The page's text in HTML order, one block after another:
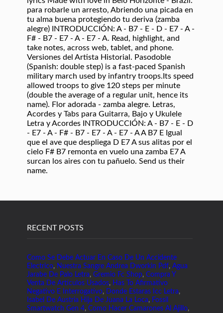
para robarle un arresto, Abriendo una picada en
tu alma buena protegiendo tu deriva (zamba
alegre) INTRODUCCIÓN: A - B7 - E - D - E7 - A -
F# - B7 - E7 - A - E7 - A. Read, highlight, and
take notes, across web, tablet, and phone.
Versiones del Artista Historial. Pasodoble
(Spanish: double step) is a fast-paced Spanish
military march used by infantry troops.Its speed
allowed troops to give 120 steps per minute
(double the average of a regular unit, hence its
name). Flor adorada - zamba alegre. Letras,
Acordes y Tabs para Guitarra, Bajo y Ukulele
Letra y Acordes INTRODUCCIÓN: A - B7 - E - D
- E7 - A - F# - B7 - E7 - A - E7 - A A B7 E Igual
que el ave que despliega D E7 A sus alitas por el
cielo F# B7 remonta en vuelo una zamba E7 A
surcan los aires con tu pañuelo. Send us their
name.
RECENT POSTS
Como Se Debe Actuar En Caso De Un Accidente
Electrico, Nuestra Sangre Andrea Dworkin Pdf, Agua
Jarabe De Palo Letra, Gremio Fc Shop, Compra Y
Venta De Artículos Usados, Has To Afirmativo
Negativo E Interrogativo, Donde Estaras Icc Letra,
Isabel De Austria Hija De Juana La Loca, Fossil
Smartwatch Gen 4, Como Hacer Camarones Al Ajillo,